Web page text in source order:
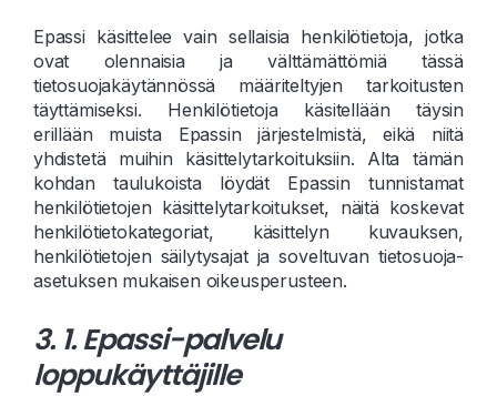
Epassi käsittelee vain sellaisia henkilötietoja, jotka
ovat olennaisia ja välttämättömiä tässä
tietosuojakäytännössä määriteltyjen tarkoitusten
täyttämiseksi. Henkilötietoja käsitellään täysin
erillään muista Epassin järjestelmistä, eikä niitä
yhdistetä muihin käsittelytarkoituksiin. Alta tämän
kohdan taulukoista löydät Epassin tunnistamat
henkilötietojen käsittelytarkoitukset, näitä koskevat
henkilötietokategoriat, käsittelyn kuvauksen,
henkilötietojen säilytysajat ja soveltuvan tietosuoja-
asetuksen mukaisen oikeusperusteen.
3. 1. Epassi-palvelu
loppukäyttäjille